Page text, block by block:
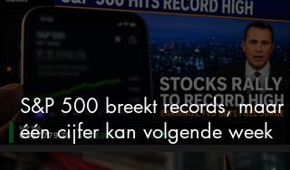
S&P 500 breekt records, maar
één cijfer kan volgende week
alles veranderen